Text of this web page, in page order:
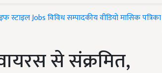
स्टाइलJobsविविधसम्पादकीयवीडियोमासिक पत्रिका
से संक्रमित,